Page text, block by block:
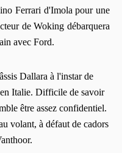
Ferrari d'Imola pour une
de Woking débarquera
avec Ford.
Dallara à l'instar de
Italie. Difficile de savoir
être assez confidentiel.
volant, à défaut de cadors